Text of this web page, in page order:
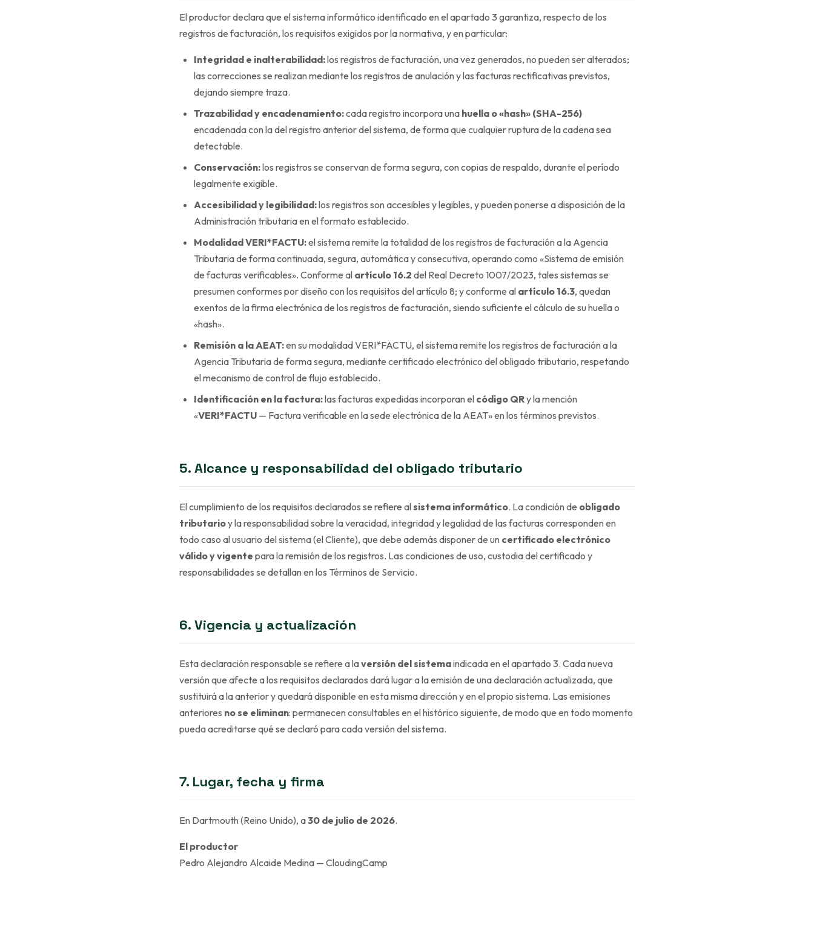
El productor declara que el sistema informático identificado en el apartado 3 garantiza, respecto de los
registros de facturación, los requisitos exigidos por la normativa, y en particular:
Integridad e inalterabilidad:los registros de facturación, una vez generados, no pueden ser alterados;
las correcciones se realizan mediante los registros de anulación y las facturas rectificativas previstos,
dejando siempre traza.
Trazabilidad y encadenamiento:cada registro incorpora una huella o «hash» (SHA-256)
encadenada con la del registro anterior del sistema, de forma que cualquier ruptura de la cadena sea
detectable.
Conservación:los registros se conservan de forma segura, con copias de respaldo, durante el período
legalmente exigible.
Accesibilidad y legibilidad:los registros son accesibles y legibles, y pueden ponerse a disposición de la
Administración tributaria en el formato establecido.
Modalidad VERI*FACTU:el sistema remite la totalidad de los registros de facturación a la Agencia
Tributaria de forma continuada, segura, automática y consecutiva, operando como «Sistema de emisión
de facturas verificables». Conforme al artículo 16.2 del Real Decreto 1007/2023, tales sistemas se
presumen conformes por diseño con los requisitos del artículo 8; y conforme al artículo 16.3, quedan
exentos de la firma electrónica de los registros de facturación, siendo suficiente el cálculo de su huella o
«hash».
Remisión a la AEAT:en su modalidad VERI*FACTU, el sistema remite los registros de facturación a la
Agencia Tributaria de forma segura, mediante certificado electrónico del obligado tributario, respetando
el mecanismo de control de flujo establecido.
Identificación en la factura:las facturas expedidas incorporan el código QRy la mención
«VERI*FACTU — Factura verificable en la sede electrónica de la AEAT» en los términos previstos.
5. Alcance y responsabilidad del obligado tributario
El cumplimiento de los requisitos declarados se refiere alsistema informático. La condición de obligado
tributarioy la responsabilidad sobre la veracidad, integridad y legalidad de las facturas corresponden en
todo caso al usuario del sistema (el Cliente), que debe además disponer de un certificado electrónico
válido y vigente para la remisión de los registros. Las condiciones de uso, custodia del certificado y
responsabilidades se detallan en los Términos de Servicio.
6. Vigencia y actualización
Esta declaración responsable se refiere a laversión del sistemaindicada en el apartado 3. Cada nueva
versión que afecte a los requisitos declarados dará lugar a la emisión de una declaración actualizada, que
sustituirá a la anterior y quedará disponible en esta misma dirección y en el propio sistema. Las emisiones
anteriores no se eliminan: permanecen consultables en el histórico siguiente, de modo que en todo momento
pueda acreditarse qué se declaró para cada versión del sistema.
7. Lugar, fecha y firma
En Dartmouth (Reino Unido), a30 de julio de 2026.
El productor
Pedro Alejandro Alcaide Medina — CloudingCamp